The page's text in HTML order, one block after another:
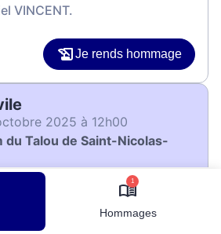
1
Hommages
VINCENT.
Je rends hommage
2025 à 12h00
du Talou de Saint-Nicolas-
d'Aliermont